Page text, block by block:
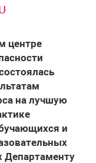
центре
на лучшую
и
Департаменту